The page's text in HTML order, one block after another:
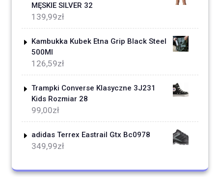
MĘSKIE SILVER 32
139,99zł
Kambukka Kubek Etna Grip Black Steel
500Ml
126,59zł
Trampki Converse Klasyczne 3J231
Kids Rozmiar 28
99,00zł
adidas Terrex Eastrail Gtx Bc0978
349,99zł